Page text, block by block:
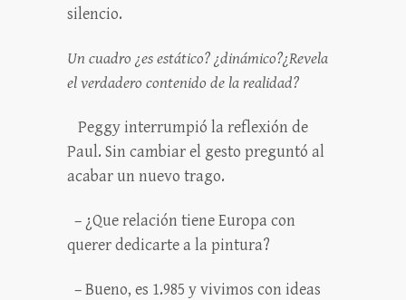
silencio.
Un cuadro ¿es estático? ¿dinámico?¿Revela
el verdadero contenido de la realidad?
Peggy interrumpió la reflexión de
Paul. Sin cambiar el gesto preguntó al
acabar un nuevo trago.
– ¿Que relación tiene Europa con
querer dedicarte a la pintura?
– Bueno, es 1.985 y vivimos con ideas